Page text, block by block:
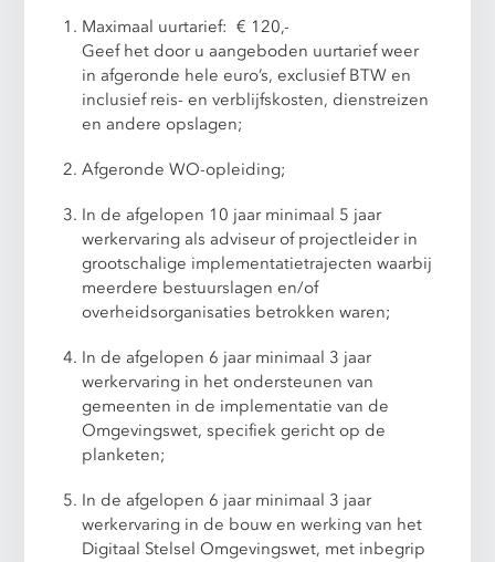
Maximaal uurtarief: € 120,-
Geef het door u aangeboden uurtarief weer
in afgeronde hele euro’s, exclusief BTW en
inclusief reis- en verblijfskosten, dienstreizen
en andere opslagen;
Afgeronde WO-opleiding;
In de afgelopen 10 jaar minimaal 5 jaar
werkervaring als adviseur of projectleider in
grootschalige implementatietrajecten waarbij
meerdere bestuurslagen en/of
overheidsorganisaties betrokken waren;
In de afgelopen 6 jaar minimaal 3 jaar
werkervaring in het ondersteunen van
gemeenten in de implementatie van de
Omgevingswet, specifiek gericht op de
planketen;
In de afgelopen 6 jaar minimaal 3 jaar
werkervaring in de bouw en werking van het
Digitaal Stelsel Omgevingswet, met inbegrip